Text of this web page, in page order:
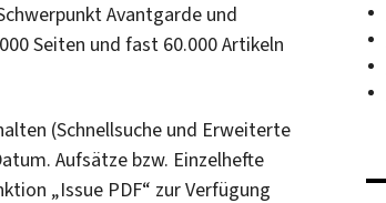
Avantgarde und
Seiten und fast 60.000 Artikeln
(Schnellsuche und Erweiterte
Aufsätze bzw. Einzelhefte
„Issue PDF“ zur Verfügung